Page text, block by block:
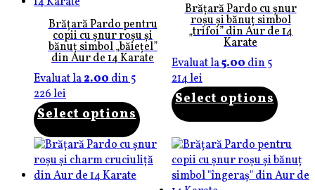
Brățară Pardo pentru
copii cu șnur roșu și
bănuț simbol „băiețel”
din Aur de 14 Karate
Evaluat la2.00din 5
226lei
Select options
Brățară Pardo cu șnur
roșu și bănuț simbol
„trifoi” din Aur de 14
Karate
Evaluat la5.00din 5
214lei
Select options